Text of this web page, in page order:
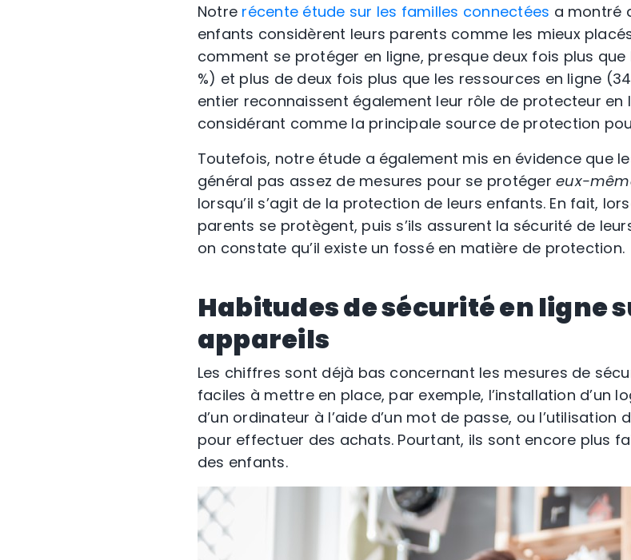
Notre récente étude sur les familles connectées a montré
enfants considèrent leurs parents comme les mieux
comment se protéger en ligne, presque deux fois plus que
%) et plus de deux fois plus que les ressources en ligne
entier reconnaissent également leur rôle de protecteur en
considérant comme la principale source de protection
Toutefois, notre étude a également mis en évidence que
général pas assez de mesures pour se protégereux-
lorsqu’il s’agit de la protection de leurs enfants. En fait,
parents se protègent, puis s’ils assurent la sécurité de
on constate qu’il existe un fossé en matière de protection.
Habitudes de sécurité en ligne
appareils
Les chiffres sont déjà bas concernant les mesures de
faciles à mettre en place, par exemple, l’installation d’un
d’un ordinateur à l’aide d’un mot de passe, ou
pour effectuer des achats. Pourtant, ils sont encore plus
des enfants.